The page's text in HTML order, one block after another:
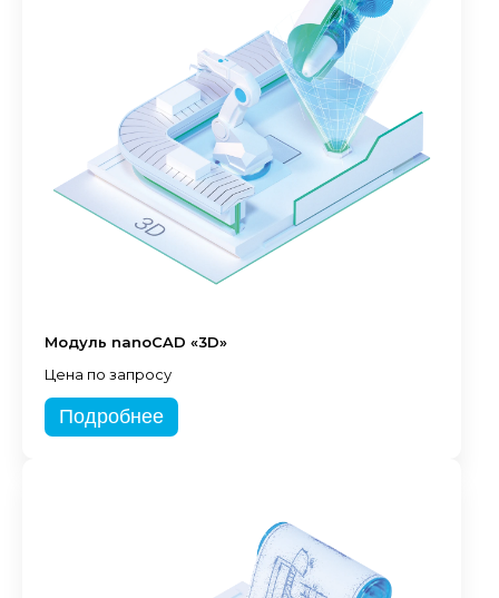
Модуль nanoCAD «3D»
Цена по запросу
Подробнее